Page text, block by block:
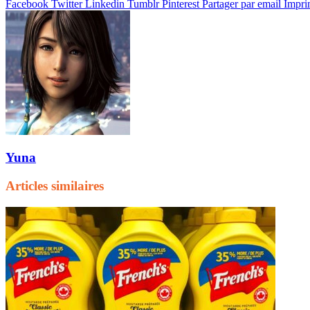
Facebook Twitter Linkedin Tumblr Pinterest Partager par email
Yuna
Articles similaires